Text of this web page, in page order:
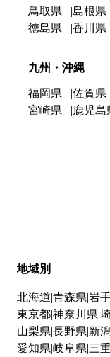
鳥取県 島根県
徳島県
香川県
九州・沖縄
福岡県 佐賀県
宮崎県
鹿児島
地域別
北海道 青森県 岩
東京都神奈川県
山梨県 長野県 新
愛知県 岐阜県 三